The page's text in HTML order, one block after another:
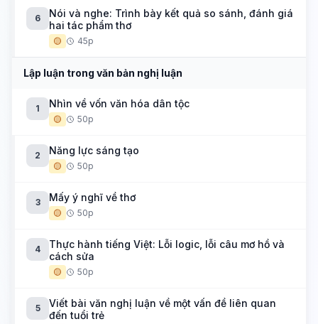
6
Nói và nghe: Trình bày kết quả so sánh, đánh giá
hai tác phẩm thơ
🟡 45p
Lập luận trong văn bản nghị luận
1 Nhìn về vốn văn hóa dân tộc
🟡 50p
2 Năng lực sáng tạo
🟡 50p
3 Mấy ý nghĩ về thơ
🟡 50p
4
Thực hành tiếng Việt: Lỗi logic, lỗi câu mơ hồ và
cách sửa
🟡 50p
5
Viết bài văn nghị luận về một vấn đề liên quan
đến tuổi trẻ